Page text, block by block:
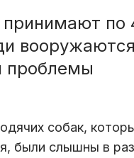
проблемы
собак,
были слышны в